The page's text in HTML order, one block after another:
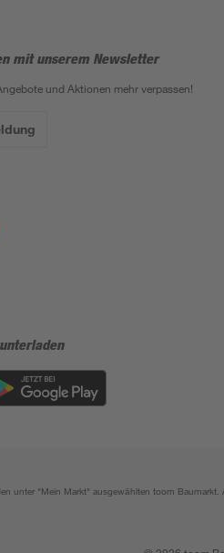
mit unserem Newsletter
und Aktionen mehr verpassen!
unter "Mein Markt" ausgewählten toom Baumarkt.